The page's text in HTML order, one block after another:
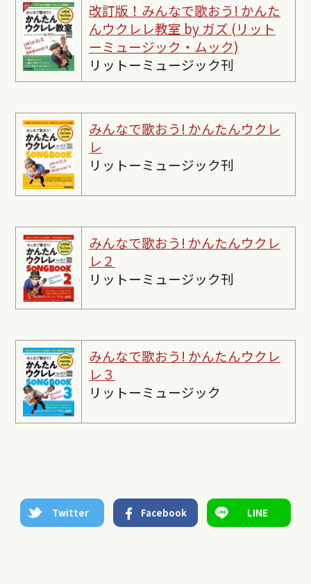
改訂版！みんなで歌おう! かんた
んウクレレ教室 by ガズ (リット
ーミュージック・ムック)
リットーミュージック刊
みんなで歌おう! かんたんウクレ
レ
リットーミュージック刊
みんなで歌おう! かんたんウクレ
レ２
リットーミュージック刊
みんなで歌おう! かんたんウクレ
レ３
リットーミュージック
Twitter Facebook LINE